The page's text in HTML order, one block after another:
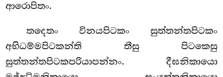
ආරොපිතං.
තදෙතං විනයපිටකං සුත්තන්තපිටකං
අභිධම්මපිටකන්ති තීසු පිටකෙසු
සුත්තන්තපිටකපරියාපන්නං. දීඝනිකායො